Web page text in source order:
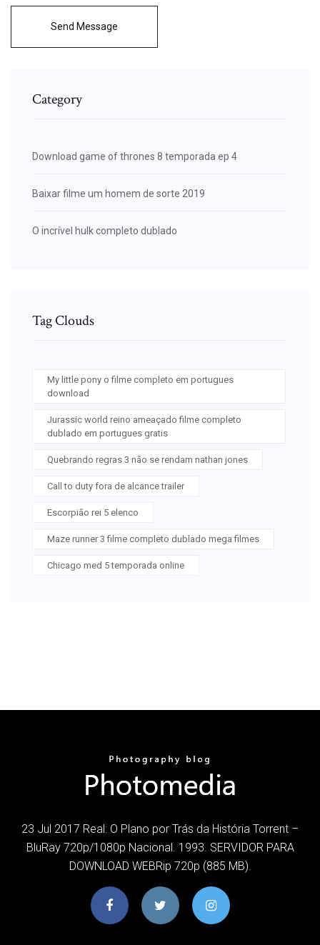
Send Message
Category
Download game of thrones 8 temporada ep 4
Baixar filme um homem de sorte 2019
O incrível hulk completo dublado
Tag Clouds
My little pony o filme completo em portugues
download
Jurassic world reino ameaçado filme completo
dublado em portugues gratis
Quebrando regras 3 não se rendam nathan jones
Call to duty fora de alcance trailer
Escorpião rei 5 elenco
Maze runner 3 filme completo dublado mega filmes
Chicago med 5 temporada online
23 Jul 2017 Real: O Plano por Trás da História Torrent –
BluRay 720p/1080p Nacional. 1993. SERVIDOR PARA
DOWNLOAD WEBRip 720p (885 MB).